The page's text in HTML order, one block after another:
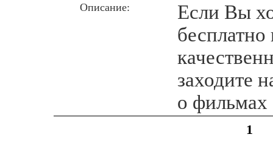
Описание:
Если Вы
бесплатно
заходите
о фильмах
1